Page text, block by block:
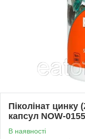
Піколінат
капсул NOW-
В наявності